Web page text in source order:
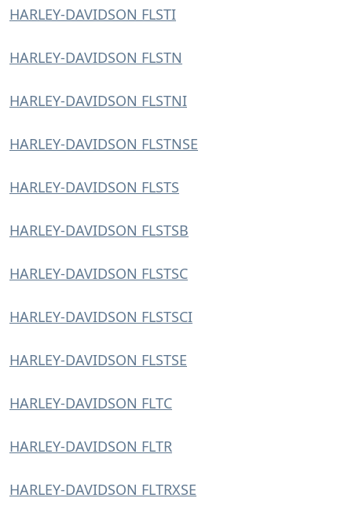
HARLEY-DAVIDSON FLSTI
HARLEY-DAVIDSON FLSTN
HARLEY-DAVIDSON FLSTNI
HARLEY-DAVIDSON FLSTNSE
HARLEY-DAVIDSON FLSTS
HARLEY-DAVIDSON FLSTSB
HARLEY-DAVIDSON FLSTSC
HARLEY-DAVIDSON FLSTSCI
HARLEY-DAVIDSON FLSTSE
HARLEY-DAVIDSON FLTC
HARLEY-DAVIDSON FLTR
HARLEY-DAVIDSON FLTRXSE